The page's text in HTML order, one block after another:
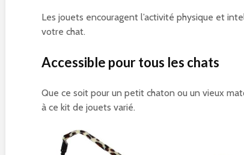
Les jouets encouragent l’activité physique et
votre chat.
Accessible pour tous les chats
Que ce soit pour un petit chaton ou un vieux
à ce kit de jouets varié.